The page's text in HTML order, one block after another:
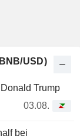
USD)
Trump
03.08.
bei